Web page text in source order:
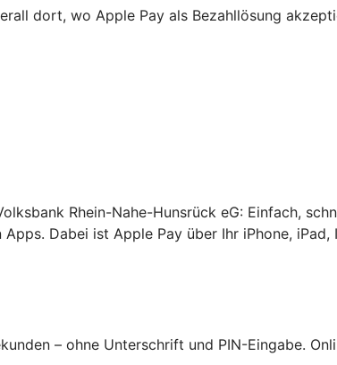
dort, wo Apple Pay als Bezahllösung
Rhein-Nahe-Hunsrück eG: Einfach,
Dabei ist Apple Pay über Ihr iPhone,
– ohne Unterschrift und PIN-Eingabe.